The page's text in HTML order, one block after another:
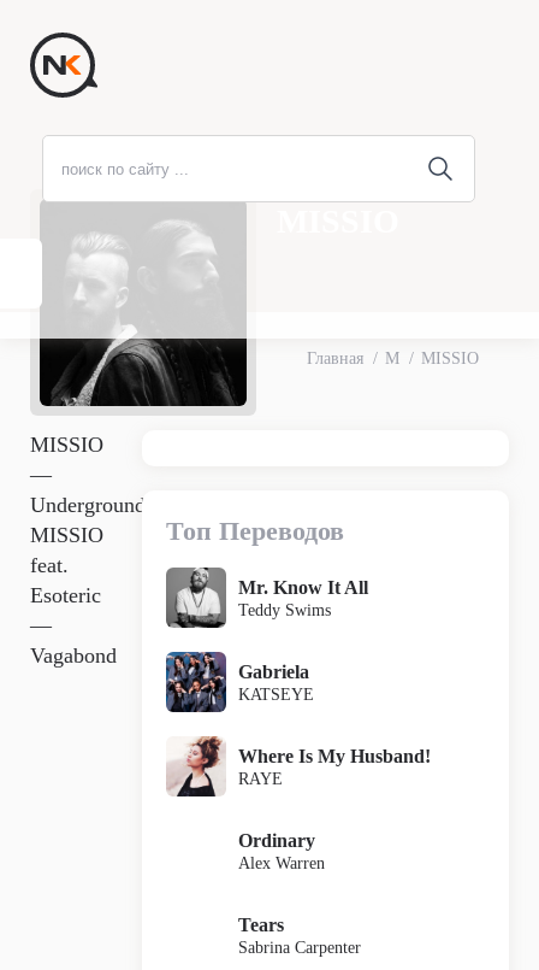
Главная M MISSIO
MISSIO
—
Underground
MISSIO
feat.
Esoteric
—
Vagabond
Топ Переводов
Mr. Know It All
Teddy Swims
Gabriela
KATSEYE
Where Is My Husband!
RAYE
Ordinary
Alex Warren
Tears
Sabrina Carpenter